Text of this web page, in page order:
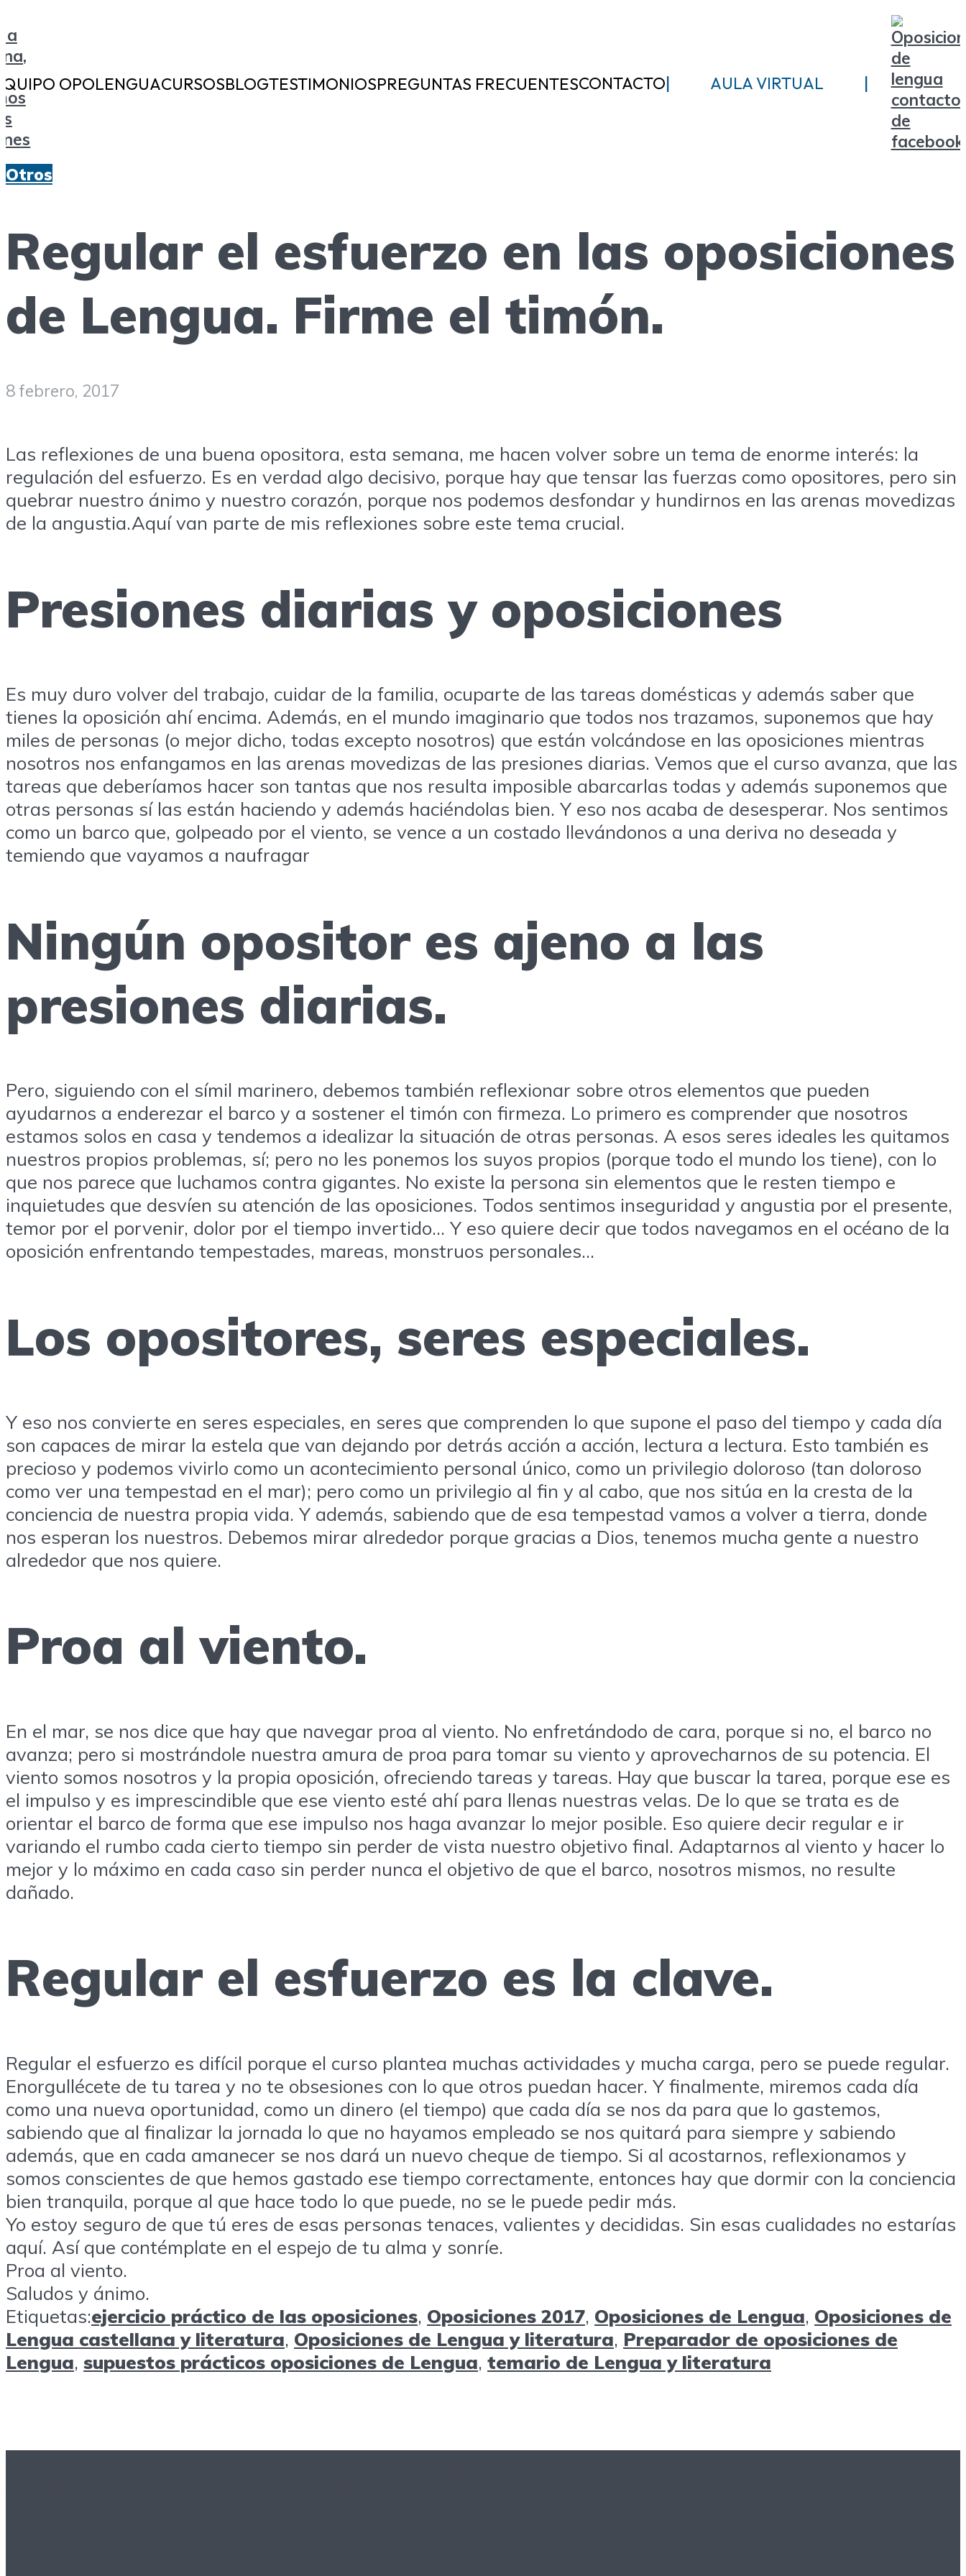
OPOLENGUACURSOSBLOGTESTIMONIOSPREGUNTAS FRECUENTESCONTACTO| AULA VIRTUAL |
Otros
Regular el esfuerzo en las oposiciones
de Lengua. Firme el timón.
8 febrero, 2017
Las reflexiones de una buena opositora, esta semana, me hacen volver sobre un tema de enorme interés: la
regulación del esfuerzo. Es en verdad algo decisivo, porque hay que tensar las fuerzas como opositores, pero sin
quebrar nuestro ánimo y nuestro corazón, porque nos podemos desfondar y hundirnos en las arenas movedizas
de la angustia.Aquí van parte de mis reflexiones sobre este tema crucial.
Presiones diarias y oposiciones
Es muy duro volver del trabajo, cuidar de la familia, ocuparte de las tareas domésticas y además saber que
tienes la oposición ahí encima. Además, en el mundo imaginario que todos nos trazamos, suponemos que hay
miles de personas (o mejor dicho, todas excepto nosotros) que están volcándose en las oposiciones mientras
nosotros nos enfangamos en las arenas movedizas de las presiones diarias. Vemos que el curso avanza, que las
tareas que deberíamos hacer son tantas que nos resulta imposible abarcarlas todas y además suponemos que
otras personas sí las están haciendo y además haciéndolas bien. Y eso nos acaba de desesperar. Nos sentimos
como un barco que, golpeado por el viento, se vence a un costado llevándonos a una deriva no deseada y
temiendo que vayamos a naufragar
Ningún opositor es ajeno a las
presiones diarias.
Pero, siguiendo con el símil marinero, debemos también reflexionar sobre otros elementos que pueden
ayudarnos a enderezar el barco y a sostener el timón con firmeza. Lo primero es comprender que nosotros
estamos solos en casa y tendemos a idealizar la situación de otras personas. A esos seres ideales les quitamos
nuestros propios problemas, sí; pero no les ponemos los suyos propios (porque todo el mundo los tiene), con lo
que nos parece que luchamos contra gigantes. No existe la persona sin elementos que le resten tiempo e
inquietudes que desvíen su atención de las oposiciones. Todos sentimos inseguridad y angustia por el presente,
temor por el porvenir, dolor por el tiempo invertido… Y eso quiere decir que todos navegamos en el océano de la
oposición enfrentando tempestades, mareas, monstruos personales…
Los opositores, seres especiales.
Y eso nos convierte en seres especiales, en seres que comprenden lo que supone el paso del tiempo y cada día
son capaces de mirar la estela que van dejando por detrás acción a acción, lectura a lectura. Esto también es
precioso y podemos vivirlo como un acontecimiento personal único, como un privilegio doloroso (tan doloroso
como ver una tempestad en el mar); pero como un privilegio al fin y al cabo, que nos sitúa en la cresta de la
conciencia de nuestra propia vida. Y además, sabiendo que de esa tempestad vamos a volver a tierra, donde
nos esperan los nuestros. Debemos mirar alrededor porque gracias a Dios, tenemos mucha gente a nuestro
alrededor que nos quiere.
Proa al viento.
En el mar, se nos dice que hay que navegar proa al viento. No enfretándodo de cara, porque si no, el barco no
avanza; pero si mostrándole nuestra amura de proa para tomar su viento y aprovecharnos de su potencia. El
viento somos nosotros y la propia oposición, ofreciendo tareas y tareas. Hay que buscar la tarea, porque ese es
el impulso y es imprescindible que ese viento esté ahí para llenas nuestras velas. De lo que se trata es de
orientar el barco de forma que ese impulso nos haga avanzar lo mejor posible. Eso quiere decir regular e ir
variando el rumbo cada cierto tiempo sin perder de vista nuestro objetivo final. Adaptarnos al viento y hacer lo
mejor y lo máximo en cada caso sin perder nunca el objetivo de que el barco, nosotros mismos, no resulte
dañado.
Regular el esfuerzo es la clave.
Regular el esfuerzo es difícil porque el curso plantea muchas actividades y mucha carga, pero se puede regular.
Enorgullécete de tu tarea y no te obsesiones con lo que otros puedan hacer. Y finalmente, miremos cada día
como una nueva oportunidad, como un dinero (el tiempo) que cada día se nos da para que lo gastemos,
sabiendo que al finalizar la jornada lo que no hayamos empleado se nos quitará para siempre y sabiendo
además, que en cada amanecer se nos dará un nuevo cheque de tiempo. Si al acostarnos, reflexionamos y
somos conscientes de que hemos gastado ese tiempo correctamente, entonces hay que dormir con la conciencia
bien tranquila, porque al que hace todo lo que puede, no se le puede pedir más.
Yo estoy seguro de que tú eres de esas personas tenaces, valientes y decididas. Sin esas cualidades no estarías
aquí. Así que contémplate en el espejo de tu alma y sonríe.
Proa al viento.
Saludos y ánimo.
Etiquetas:ejercicio práctico de las oposiciones, Oposiciones 2017, Oposiciones de Lengua, Oposiciones de
Lengua castellana y literatura, Oposiciones de Lengua y literatura, Preparador de oposiciones de
Lengua, supuestos prácticos oposiciones de Lengua, temario de Lengua y literatura